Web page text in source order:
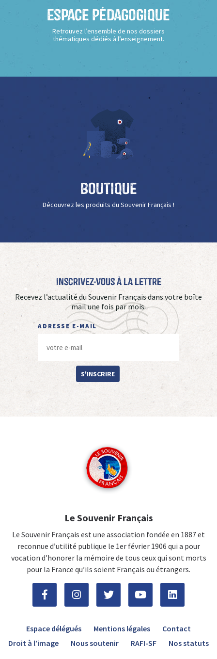
Espace Pédagogique
Retrouvez l’ensemble de nos dossiers
thématiques dédiés à l’enseignement.
Boutique
Découvrez les produits du Souvenir Français !
Inscrivez-vous à La Lettre
Recevez l’actualité du Souvenir Français dans votre boîte
mail une fois par mois.
ADRESSE E-MAIL
S'INSCRIRE
Le Souvenir Français
Le Souvenir Français est une association fondée en 1887 et
reconnue d’utilité publique le 1er février 1906 qui a pour
vocation d'honorer la mémoire de tous ceux qui sont morts
pour la France qu’ils soient Français ou étrangers.
Espace délégués Mentions légales
Contact
Droit à l’image
Nous soutenir RAFI-SF Nos statuts